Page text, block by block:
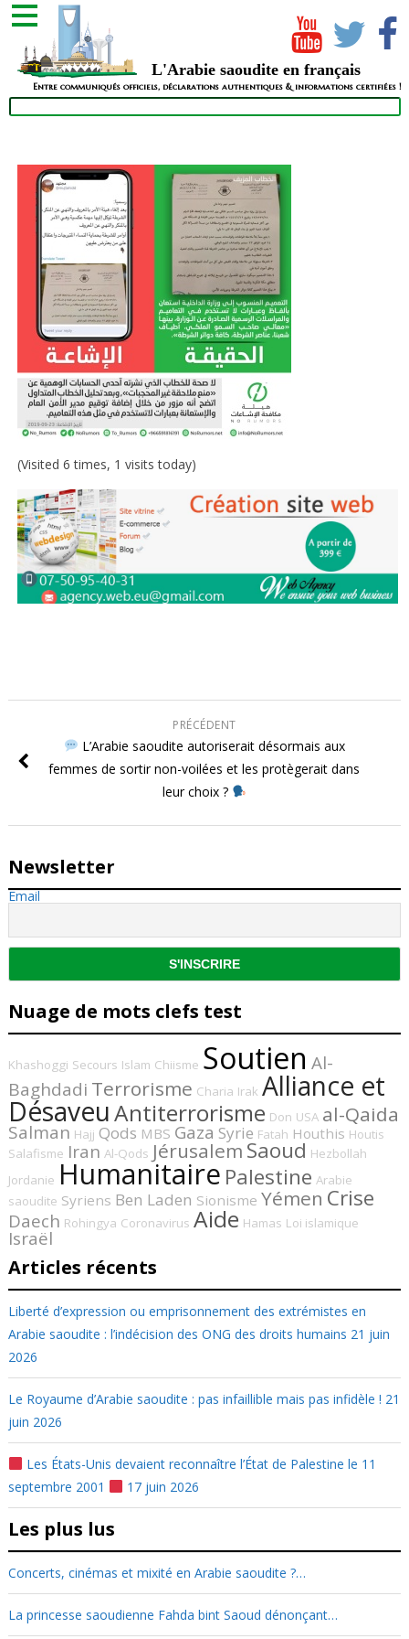
L'Arabie saoudite en français
Entre communiqués officiels, déclarations authentiques & informations certifiées !
(Visited 6 times, 1 visits today)
PRÉCÉDENT
L’Arabie saoudite autoriserait désormais aux
femmes de sortir non-voilées et les protègerait dans
leur choix ?
Newsletter
Email
Nuage de mots clefs test
Khashoggi Secours Islam Chiisme Soutien Al-
Baghdadi Terrorisme Charia Irak Alliance et
DésaveuAntiterrorisme Don USA al-Qaida
Salman Hajj Qods MBS Gaza Syrie Fatah Houthis Houtis
Salafisme Iran Al-Qods Jérusalem Saoud Hezbollah
Jordanie Humanitaire Palestine Arabie
saoudite Syriens Ben Laden Sionisme Yémen Crise
Daech Rohingya Coronavirus Aide Hamas Loi islamique
Israël
Articles récents
Liberté d’expression ou emprisonnement des extrémistes en
Arabie saoudite : l’indécision des ONG des droits humains 21 juin
2026
Le Royaume d’Arabie saoudite : pas infaillible mais pas infidèle ! 21
juin 2026
Les États-Unis devaient reconnaître l’État de Palestine le 11
septembre 2001
17 juin 2026
Les plus lus
Concerts, cinémas et mixité en Arabie saoudite ?…
La princesse saoudienne Fahda bint Saoud dénonçant…